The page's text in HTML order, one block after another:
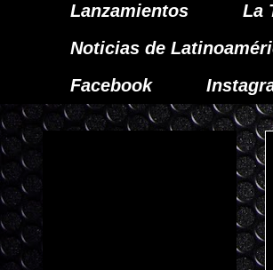
Lanzamientos
La
Noticias de
Facebook